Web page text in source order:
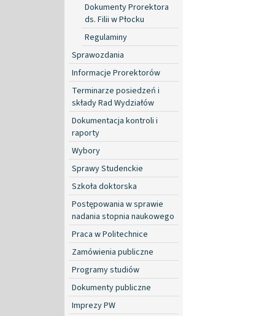
Dokumenty Prorektora
ds. Filii w Płocku
Regulaminy
Sprawozdania
Informacje Prorektorów
Terminarze posiedzeń i
składy Rad Wydziałów
Dokumentacja kontroli i
raporty
Wybory
Sprawy Studenckie
Szkoła doktorska
Postępowania w sprawie
nadania stopnia naukowego
Praca w Politechnice
Zamówienia publiczne
Programy studiów
Dokumenty publiczne
Imprezy PW